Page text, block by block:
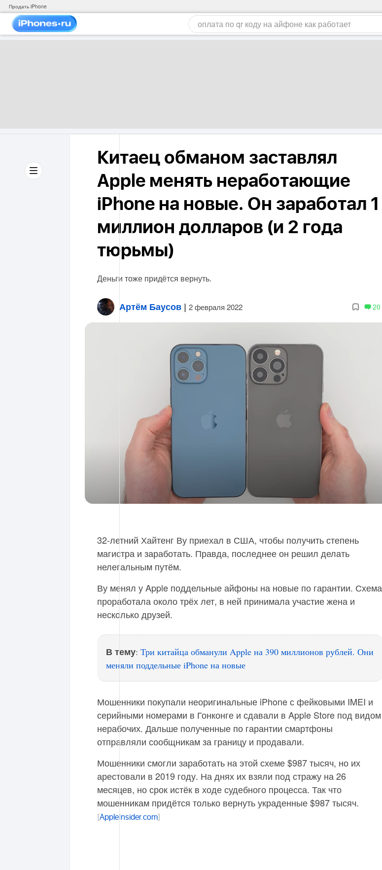
Продать iPhone
Китаец обманом заставлял
Apple менять неработающие
iPhone на новые. Он заработал 1
миллион долларов (и 2 года
тюрьмы)
Деньги тоже придётся вернуть.
Артём Баусов | 2 февраля 2022 20
32-летний Хайтенг Ву приехал в США, чтобы получить степень
магистра и заработать. Правда, последнее он решил делать
нелегальным путём.
Ву менял у Apple поддельные айфоны на новые по гарантии. Схема
проработала около трёх лет, в ней принимала участие жена и
несколько друзей.
В тему: Три китайца обманули Apple на 390 миллионов рублей. Они
меняли поддельные iPhone на новые
Мошенники покупали неоригинальные iPhone с фейковыми IMEI и
серийными номерами в Гонконге и сдавали в Apple Store под видом
нерабочих. Дальше полученные по гарантии смартфоны
отправляли сообщникам за границу и продавали.
Мошенники смогли заработать на этой схеме $987 тысяч, но их
арестовали в 2019 году. На днях их взяли под стражу на 26
месяцев, но срок истёк в ходе судебного процесса. Так что
мошенникам придётся только вернуть украденные $987 тысяч.
AppleInsider.com